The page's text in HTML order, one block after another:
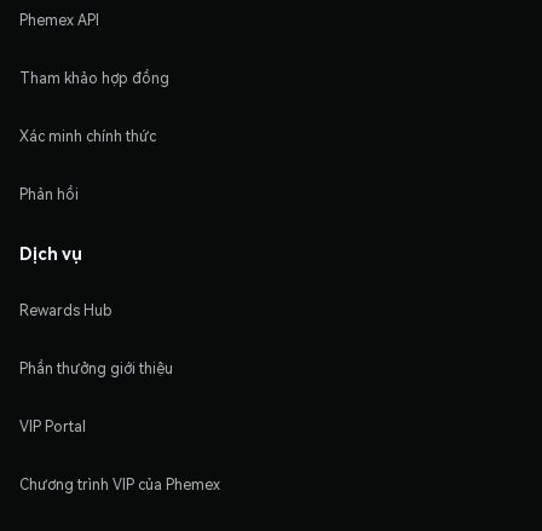
Phemex API
Tham khảo hợp đồng
Xác minh chính thức
Phản hồi
Dịch vụ
Rewards Hub
Phần thưởng giới thiệu
VIP Portal
Chương trình VIP của Phemex